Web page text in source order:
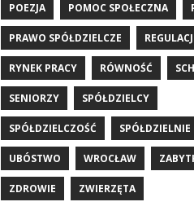
POEZJA POMOC SPOŁECZNA
PRAWO SPÓŁDZIELCZE
RYNEK PRACY RÓWNOŚĆ
SENIORZY SPÓŁDZIELCY
SPÓŁDZIELCZOŚĆ SPÓŁDZIELNIE
UBÓSTWO WROCŁAW
ZDROWIE ZWIERZĘTA